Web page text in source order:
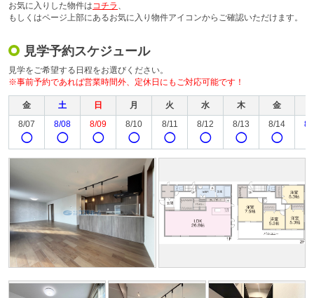
お気に入りした物件はコチラ 、
もしくはページ上部にあるお気に入り物件アイコンからご確認いただけます。
見学予約スケジュール
見学をご希望する日程をお選びください。
※事前予約であれば営業時間外、定休日にもご対応可能です！
金 土 日 月 火 水 木 金
8/07
◯
8/08
◯
8/09
◯
8/10
◯
8/11
◯
8/12
◯
8/13
◯
8/14
◯
8/